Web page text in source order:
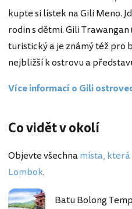
kupte si lístek na Gili Meno.
rodin s dětmi. Gili
turistický a je známý též pro
nejbližší k ostrovu a
Více informací o Gili
Co vidět v okolí
Objevte všechnamísta,
Lombok.
Batu Bolong